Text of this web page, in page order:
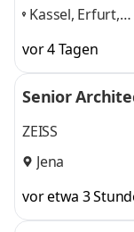
Kassel, Erfurt,
Leipzig,
Magdeburg,
vor 4 Tagen
Senior
ZEISS
Jena
vor etwa 3